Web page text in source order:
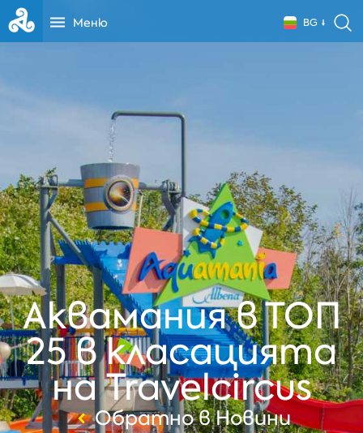
Меню BG
Аквамания в ТОП
25 в класацията
на Travelcircus
Обратно в Новини